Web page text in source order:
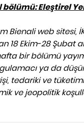
Eleştirel
Bienali web sitesi,
18 Ekim-28 Şubat
bir bölümü
ya da
tedariki ve
ve jeopolitik